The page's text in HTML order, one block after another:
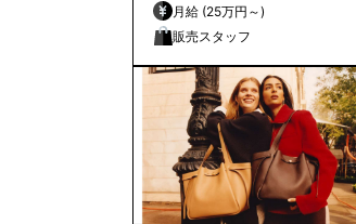
月給 (25万円～)
販売スタッフ